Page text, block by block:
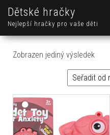
Dětské hračky
Nejlepší hračky pro vaše děti
Zobrazen jediný výsledek